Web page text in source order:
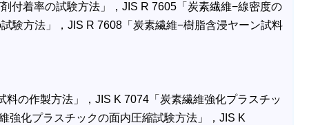
付着率の試験方法」，JIS R 7605「炭素繊維−線密度の
験方法」，JIS R 7608「炭素繊維−樹脂含浸ヤーン試料
の作製方法」，JIS K 7074「炭素繊維強化プラスチッ
強化プラスチックの面内圧縮試験方法」，JIS K